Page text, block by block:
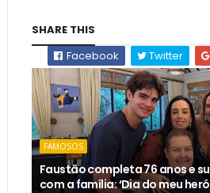
SHARE THIS
Facebook
Twitter
FAMOSOS
Faustão completa 76 anos e
com a família: ‘Dia do meu